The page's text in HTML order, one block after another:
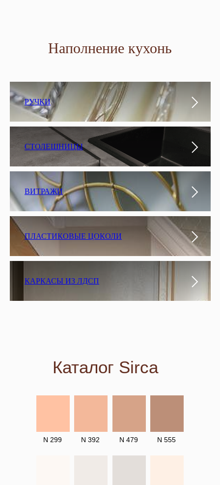
Наполнение кухонь
РУЧКИ
СТОЛЕШНИЦЫ
ВИТРАЖИ
ПЛАСТИКОВЫЕ ЦОКОЛИ
КАРКАСЫ ИЗ ЛДСП
N 299 N 392 N 479 N 555
Каталог Sirca